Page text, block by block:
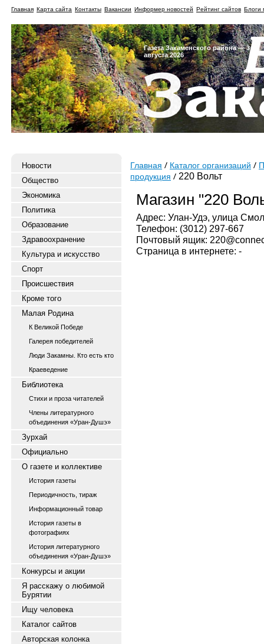
Главная Карта сайта Контакты Вакансии Информер новостей Рейтинг сайтов Блоги
Газета Закаменского района — 3
августа 2026
Новости
Общество
Экономика
Политика
Образование
Здравоохранение
Культура и искусство
Спорт
Происшествия
Кроме того
Малая Родина
К Великой Победе
Галерея победителей
Люди Закамны. Кто есть кто
Краеведение
Библиотека
Стихи и проза читателей
Члены литературного
объединения «Уран-Душэ»
Зурхай
Официально
О газете и коллективе
История газеты
Периодичность, тираж
Информационный товар
История газеты в
фотографиях
История литературного
объединения «Уран-Душэ»
Конкурсы и акции
Я расскажу о любимой
Бурятии
Ищу человека
Каталог сайтов
Авторская колонка
Главная Каталог организаций
продукция
220 Вольт
Магазин "220
Адрес: Улан-Удэ, улица
Телефон: (3012) 297-667
Почтовый ящик:
Страница в интернете: -